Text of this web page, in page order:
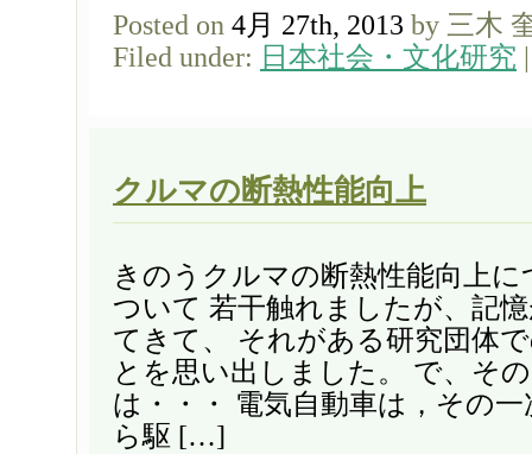
Posted on 4月 27th, 2013 by 三木
Filed under: 日本社会・文化研究
クルマの断熱性能向上
きのうクルマの断熱性能向上
ついて 若干触れましたが、記
てきて、 それがある研究団体
とを思い出しました。 で、そ
は・・・ 電気自動車は，その
ら駆 […]